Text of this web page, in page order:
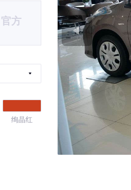
官方
绚晶红